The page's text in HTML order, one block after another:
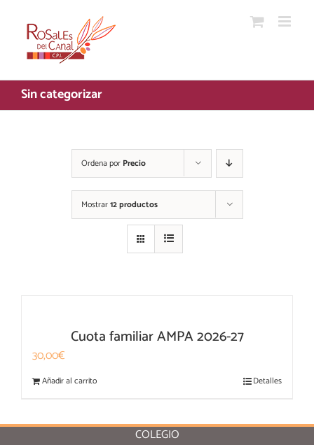
contenido
Sin categorizar
Ordena por Precio
Mostrar12 productos
Cuota familiar AMPA 2026-27
30,00€
Añadir al carrito Detalles
COLEGIO